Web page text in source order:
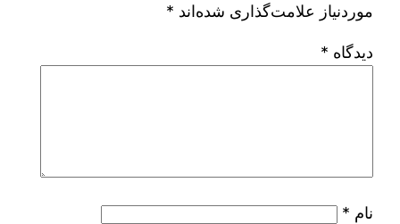
موردنیاز علامت‌گذاری شده‌اند *
دیدگاه *
نام *